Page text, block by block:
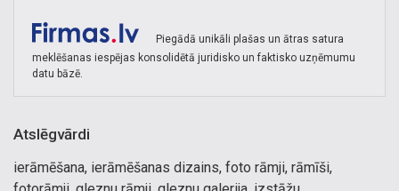
Piegādā unikāli plašas un ātras satura
meklēšanas iespējas konsolidētā juridisko un faktisko uzņēmumu
datu bāzē.
Atslēgvārdi
ierāmēšana, ierāmēšanas dizains, foto rāmji, rāmīši,